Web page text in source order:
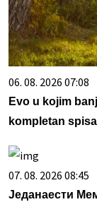
06. 08. 2026 07:08
Evo u kojim
kompletan
07. 08. 2026 08:45
Једанаести